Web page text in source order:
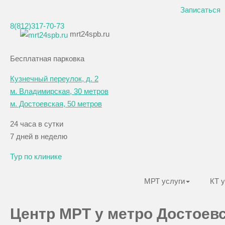
mrt24spb.ru
Записаться
8(812)317-70-73
Бесплатная парковка
Кузнечный переулок, д. 2
м. Владимирская, 30 метров
м. Достоевская, 50 метров
24 часа в сутки
7 дней в неделю
Тур по клинике
МРТ услуги КТ
Центр МРТ у метро